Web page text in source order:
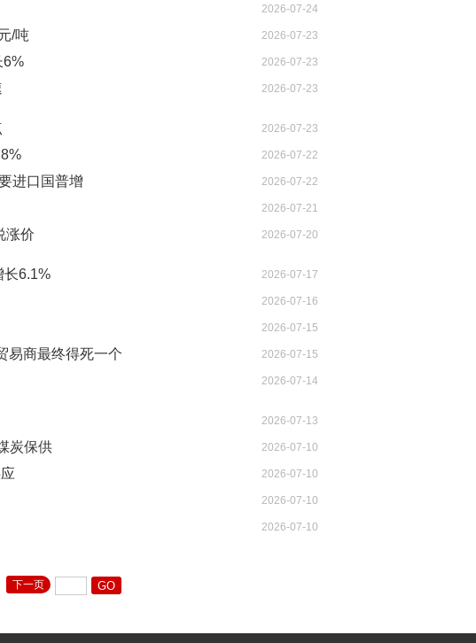
2026-07-24
2026-07-23
/吨
2026-07-23
6%
2026-07-23
2026-07-23
2026-07-22
2026-07-22
进口国普增
2026-07-21
2026-07-20
涨价
2026-07-17
长6.1%
2026-07-16
2026-07-15
2026-07-15
易商最终得死一个
2026-07-14
2026-07-13
2026-07-10
炭保供
2026-07-10
2026-07-10
2026-07-10
下一页